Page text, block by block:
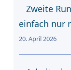
Zweite
einfach nur
20. April 2026